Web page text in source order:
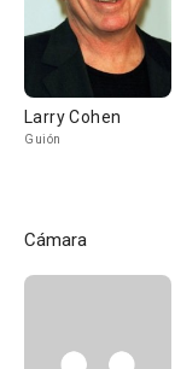
Larry Cohen
Guión
Cámara